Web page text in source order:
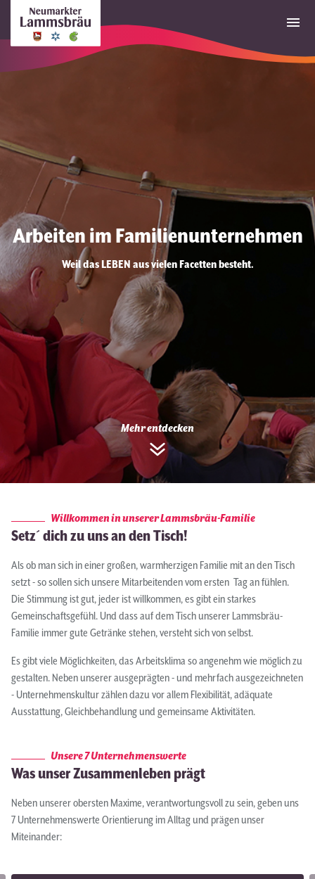
Arbeiten im Familienunternehmen
Weil das LEBEN aus vielen Facetten besteht.
Mehr entdecken
Willkommen in unserer Lammsbräu-Familie
Setz´ dich zu uns an den Tisch!
Als ob man sich in einer großen, warmherzigen Familie mit an den Tisch
setzt - so sollen sich unsere Mitarbeitenden vom ersten Tag an fühlen.
Die Stimmung ist gut, jeder ist willkommen, es gibt ein starkes
Gemeinschaftsgefühl. Und dass auf dem Tisch unserer Lammsbräu-
Familie immer gute Getränke stehen, versteht sich von selbst.
Es gibt viele Möglichkeiten, das Arbeitsklima so angenehm wie möglich zu
gestalten. Neben unserer ausgeprägten - und mehrfach ausgezeichneten
- Unternehmenskultur zählen dazu vor allem Flexibilität, adäquate
Ausstattung, Gleichbehandlung und gemeinsame Aktivitäten.
Unsere 7 Unternehmenswerte
Was unser Zusammenleben prägt
Neben unserer obersten Maxime, verantwortungsvoll zu sein, geben uns
7 Unternehmenswerte Orientierung im Alltag und prägen unser
Miteinander: